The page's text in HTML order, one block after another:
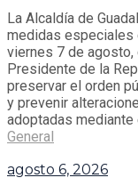
intercambio
apoyo. La...
General
La Alcaldía de
medidas especiales
viernes 7 de
Presidente de la
preservar el orden
y prevenir
adoptadas mediante
General
agosto 6, 2026